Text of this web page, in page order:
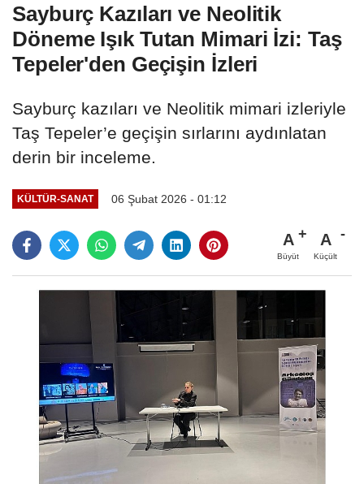
Sayburç Kazıları ve Neolitik
Döneme Işık Tutan Mimari İzi: Taş
Tepeler'den Geçişin İzleri
Sayburç kazıları ve Neolitik mimari izleriyle
Taş Tepeler’e geçişin sırlarını aydınlatan
derin bir inceleme.
KÜLTÜR-SANAT 06 Şubat 2026 - 01:12
A
Büyüt
A
Küçült